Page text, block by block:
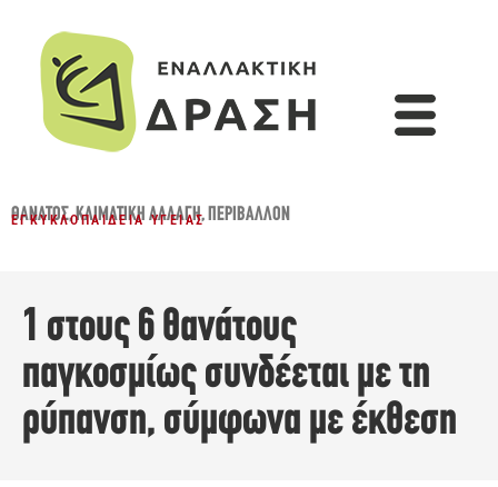
ΘΆΝΑΤΟΣ,ΚΛΙΜΑΤΙΚΉ ΑΛΛΑΓΉ,ΠΕΡΙΒΆΛΛΟΝ
ΕΓΚΥΚΛΟΠΑΊΔΕΙΑ ΥΓΕΊΑΣ
1 στους 6 θανάτους
παγκοσμίως συνδέεται με τη
ρύπανση, σύμφωνα με έκθεση